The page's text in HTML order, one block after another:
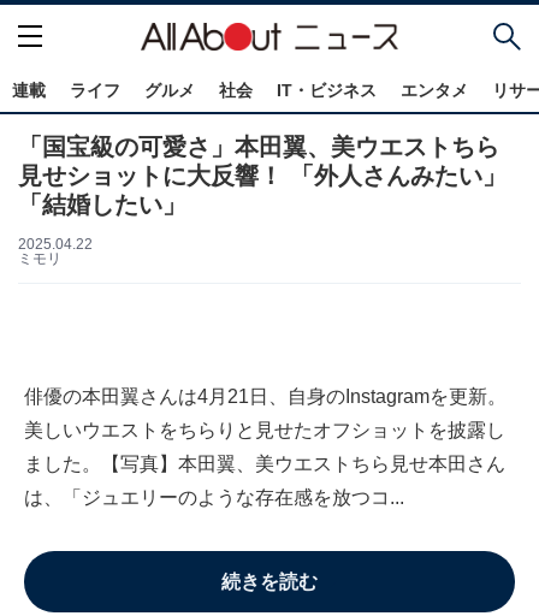
連載 ライフ グルメ 社会 IT・ビジネス エンタメ リサ
「国宝級の可愛さ」本田翼、美ウエストちら
見せショットに大反響！ 「外人さんみたい」
「結婚したい」
2025.04.22
ミモリ
俳優の本田翼さんは4月21日、自身のInstagramを更新。
美しいウエストをちらりと見せたオフショットを披露し
ました。【写真】本田翼、美ウエストちら見せ本田さん
は、「ジュエリーのような存在感を放つコ...
続きを読む